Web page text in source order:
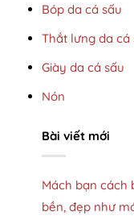
Bóp da cá sấu
Thắt lưng da cá
Giày da cá sấu
Nón
Bài viết mới
Mách bạn cách
bền, đẹp như